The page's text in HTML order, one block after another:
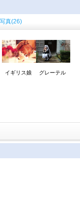
真(26)
イギリス娘 グレーテル